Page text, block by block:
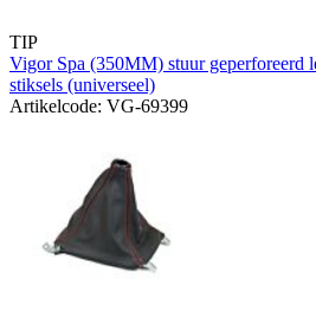
TIP
Vigor Spa (350MM) stuur geperforeerd
stiksels (universeel)
Artikelcode: VG-69399